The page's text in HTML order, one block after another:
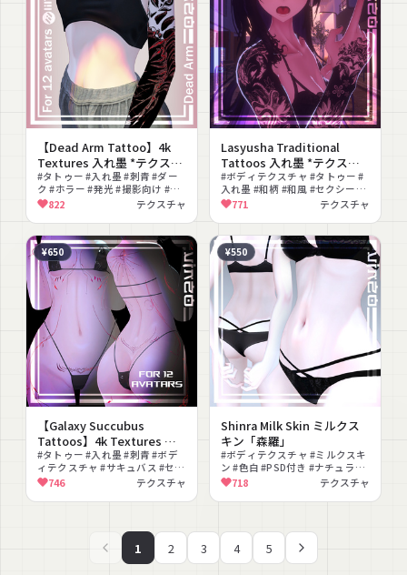
【Dead Arm Tattoo】4k
Textures 入れ墨 *テクスチ
ャ* /HD
#タトゥー #入れ墨 #刺青 #ダー
ク #ホラー #発光 #撮影向け #テ
クスチャ
822 テクスチャ
Lasyusha Traditional
Tattoos 入れ墨 *テクスチ
ャ* モデル「ラシューシ
ャ」/HD
#ボディテクスチャ #タトゥー #
入れ墨 #和柄 #和風 #セクシー
#PSD付き
771 テクスチャ
¥650
【Galaxy Succubus
Tattoos】4k Textures 入
れ墨 テクスチャ /HD
#タトゥー #入れ墨 #刺青 #ボデ
ィテクスチャ #サキュバス #セク
シー #ダーク #人外 #lilToon対
746 テクスチャ
¥550
Shinra Milk Skin ミルクス
キン「森羅」
#ボディテクスチャ #ミルクスキ
ン #色白 #PSD付き #ナチュラル
#透明感 #スキン
718 テクスチャ
1 2 3 4 5